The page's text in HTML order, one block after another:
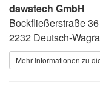
dawatech GmbH
Bockfließerstraße 36
2232 Deutsch-
Mehr Informationen zu